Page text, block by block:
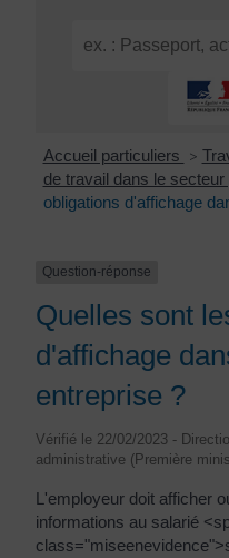
Accueil particuliers >
de travail dans le secteur
obligations d'affichage
Question-réponse
Quelles sont
d'affichage
entreprise ?
Vérifié le 22/02/2023 -
administrative (Première
L'employeur doit afficher
informations au salarié